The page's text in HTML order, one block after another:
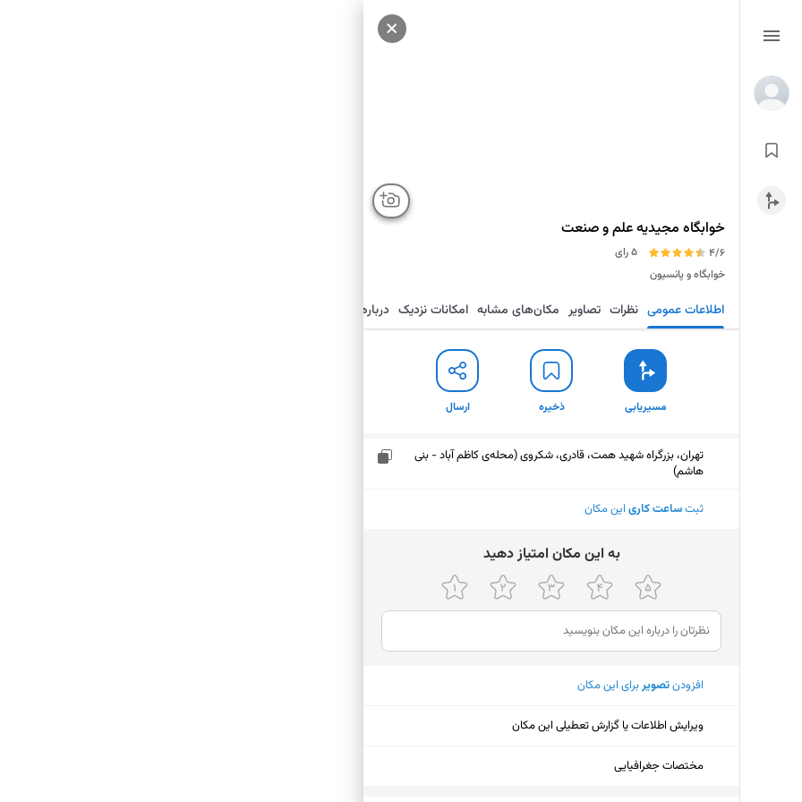
خوابگاه مجیدیه علم و صنعت
4/6
5 رای
خوابگاه و پانسیون
اطلاعات عمومی نظرات تصاویر مکان‌های مشابه امکانات نزدیک درباره
مسیریابی ذخیره ارسال
تهران، بزرگراه شهید همت، قادری، شکروی (محله‌ی کاظم آباد - بنی
هاشم)
ثبتساعت کاری این مکان
ﺑﻪ اﯾﻦ ﻣﮑﺎن اﻣﺘﯿﺎز دﻫﯿﺪ
افزودنتصویربرای این مکان
ویرایش اطلاعات یا گزارش تعطیلی این مکان
مختصات جغرافیایی